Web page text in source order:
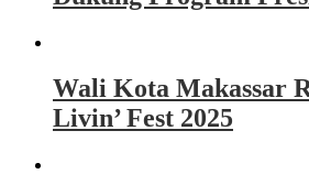
Wali Kota Makassar
Livin’ Fest 2025